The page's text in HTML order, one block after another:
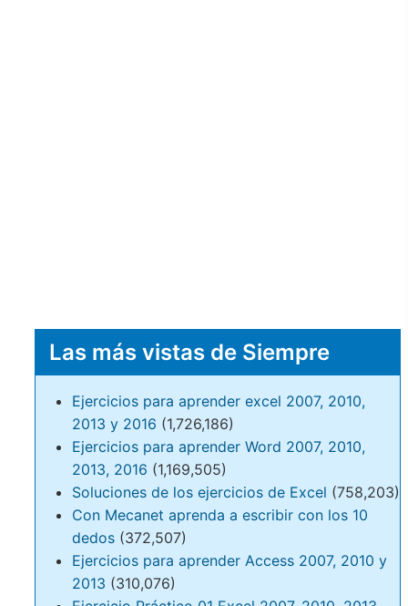
Las más vistas de Siempre
Ejercicios para aprender excel 2007, 2010,
2013 y 2016 (1,726,186)
Ejercicios para aprender Word 2007, 2010,
2013, 2016 (1,169,505)
Soluciones de los ejercicios de Excel (758,203)
Con Mecanet aprenda a escribir con los 10
dedos (372,507)
Ejercicios para aprender Access 2007, 2010 y
2013 (310,076)